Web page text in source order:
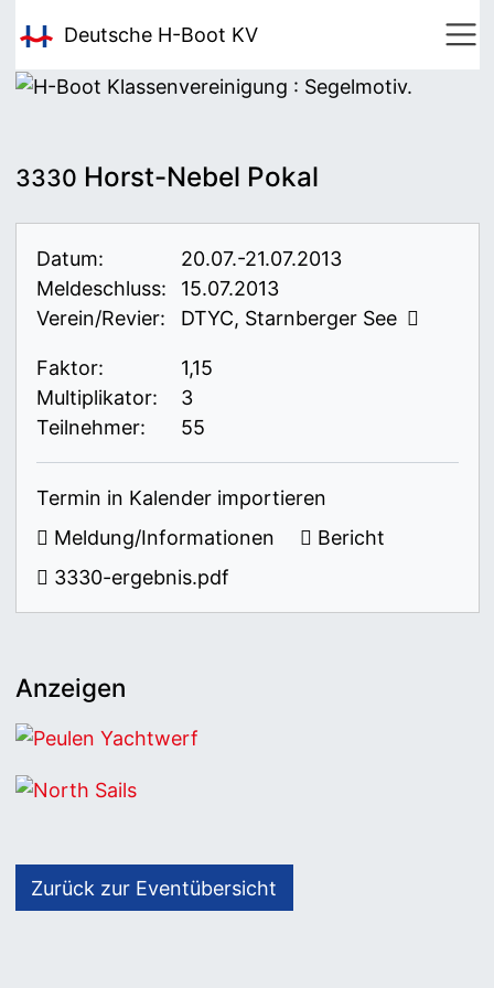
Deutsche H-Boot KV
3330 Horst-Nebel Pokal
Datum:
20.07.-21.07.2013
Meldeschluss:
15.07.2013
Verein/Revier:
DTYC, Starnberger See
Faktor:
1,15
Multiplikator:
3
Teilnehmer:
55
Termin in Kalender importieren
Meldung/Informationen
Bericht
3330-ergebnis.pdf
Anzeigen
Zurück zur Eventübersicht